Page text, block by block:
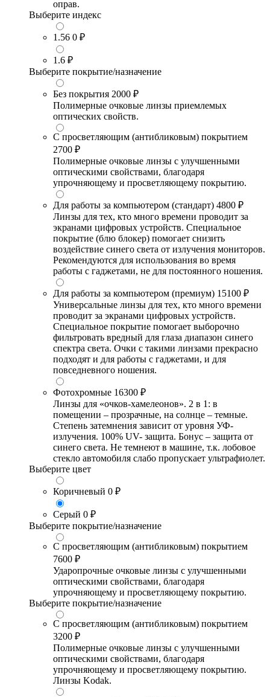
оправ.
Выберите индекс
1.56 0 ₽
1.6 ₽
Выберите покрытие/назначение
Без покрытия 2000 ₽
Полимерные очковые линзы приемлемых
оптических свойств.
С просветляющим (антибликовым) покрытием
2700 ₽
Полимерные очковые линзы с улучшенными
оптическими свойствами, благодаря
упрочняющему и просветляющему покрытию.
Для работы за компьютером (стандарт) 4800 ₽
Линзы для тех, кто много времени проводит за
экранами цифровых устройств. Специальное
покрытие (блю блокер) помогает снизить
воздействие синего света от излучения мониторов.
Рекомендуются для использования во время
работы с гаджетами, не для постоянного ношения.
Для работы за компьютером (премиум) 15100 ₽
Универсальные линзы для тех, кто много времени
проводит за экранами цифровых устройств.
Специальное покрытие помогает выборочно
фильтровать вредный для глаза диапазон синего
спектра света. Очки с такими линзами прекрасно
подходят и для работы с гаджетами, и для
повседневного ношения.
Фотохромные 16300 ₽
Линзы для «очков-хамелеонов». 2 в 1: в
помещении – прозрачные, на солнце – темные.
Степень затемнения зависит от уровня УФ-
излучения. 100% UV- защита. Бонус – защита от
синего света. Не темнеют в машине, т.к. лобовое
стекло автомобиля слабо пропускает ультрафиолет.
Выберите цвет
Коричневый 0 ₽
Серый 0 ₽
Выберите покрытие/назначение
С просветляющим (антибликовым) покрытием
7600 ₽
Ударопрочные очковые линзы с улучшенными
оптическими свойствами, благодаря
упрочняющему и просветляющему покрытию.
Выберите покрытие/назначение
С просветляющим (антибликовым) покрытием
3200 ₽
Полимерные очковые линзы с улучшенными
оптическими свойствами, благодаря
упрочняющему и просветляющему покрытию.
Линзы Kodak.